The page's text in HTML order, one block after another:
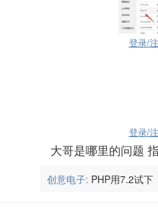
登录/
登录/
大哥是哪里的问题